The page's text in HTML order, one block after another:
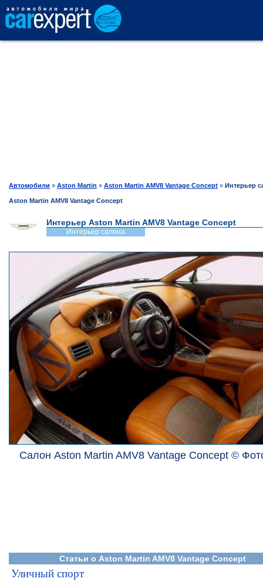
ТЕСТ-ДРАЙВ
ПРОДАЖА
ШИНЫ
Автомобили » Aston Martin » Aston Martin AMV8 Vantage Concept » Интерьер
Aston Martin AMV8 Vantage Concept
Интерьер Aston Martin AMV8 Vantage Concept
Интерьер салона
Салон Aston Martin AMV8 Vantage Concept ©
Статьи о Aston Martin AMV8 Vantage Concept
Уличный спорт